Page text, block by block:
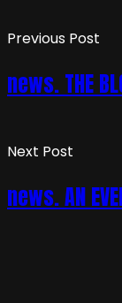
Previous Post
news. THE
Next Post
news. AN